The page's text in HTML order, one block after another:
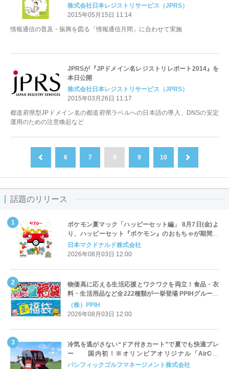
株式会社日本レジストリサービス（JPRS）
2015年05月15日 11:14
情報通信の普及・振興を図る「情報通信月間」に合わせて実施
JPRSが『JPドメイン名レジストリレポート2014』を
本日公開
株式会社日本レジストリサービス（JPRS）
2015年03月26日 11:17
都道府県型JPドメイン名の都道府県ラベルへの日本語の導入、DNSの安定
運用のための注意喚起など
6 7 8 9 10
話題のリリース
ポケモン夏マック「ハッピーセット編」 8月7日(金)よ
り、ハッピーセット『ポケモン』のおもちゃが期間限
定登場
日本マクドナルド株式会社
2026年08月03日 12:00
物価高に応える生活応援とワクワクを両立！食品・衣
料・生活用品など全222種類が一挙登場 PPIHグループ
「夏福袋」＆セール 8月6日(木)より順次スタート
（株）PPIH
2026年08月03日 12:00
冷気を逃がさない“ドア付きカート”で夏でも快適プレ
ー 国内初！※オリンピアオリジナル「AirCon
Cart（エアコンカート）」導入 | ＰＧＭ
パシフィックゴルフマネージメント株式会社